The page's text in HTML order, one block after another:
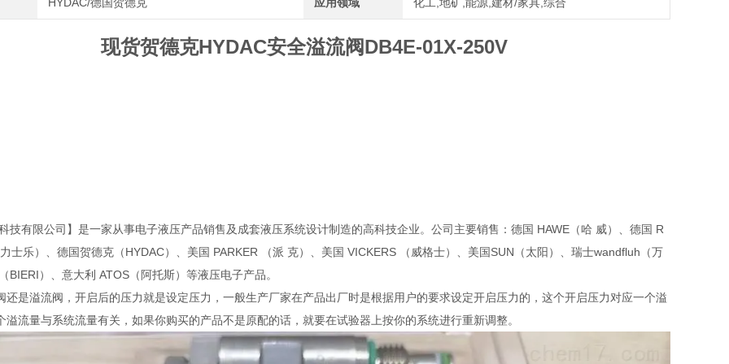
现货贺德克HYDAC安全溢流阀DB4E-01X-250V
技有限公司】是一家从事电子液压产品销售及成套液压系统设计制造的高科技企业。公司主要销售：德国 HAWE（哈 威）、德国 R
士乐）、德国贺德克（HYDAC）、美国 PARKER （派 克）、美国 VICKERS （威格士）、美国SUN（太阳）、瑞士wandfluh（万
BIERI）、意大利 ATOS（阿托斯）等液压电子产品。
还是溢流阀，开启后的压力就是设定压力，一般生产厂家在产品出厂时是根据用户的要求设定开启压力的，这个开启压力对应一个溢
溢流量与系统流量有关，如果你购买的产品不是原配的话，就要在试验器上按你的系统进行重新调整。